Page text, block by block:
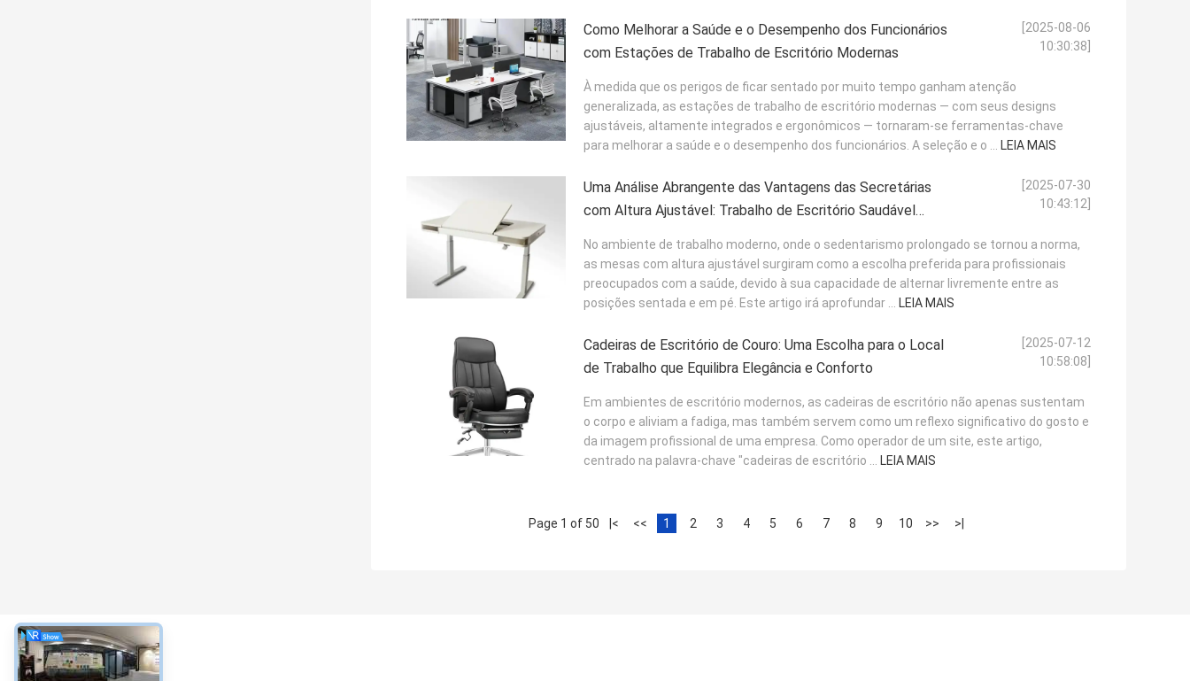
Como Melhorar a Saúde e o Desempenho dos Funcionários
com Estações de Trabalho de Escritório Modernas
[2025-08-06
10:30:38]
À medida que os perigos de ficar sentado por muito tempo ganham atenção
generalizada, as estações de trabalho de escritório modernas — com seus designs
ajustáveis, altamente integrados e ergonômicos — tornaram-se ferramentas-chave
para melhorar a saúde e o desempenho dos funcionários. A seleção e o ... LEIA MAIS
Uma Análise Abrangente das Vantagens das Secretárias
com Altura Ajustável: Trabalho de Escritório Saudável
[2025-07-30
10:43:12]
No ambiente de trabalho moderno, onde o sedentarismo prolongado se tornou a norma,
as mesas com altura ajustável surgiram como a escolha preferida para profissionais
preocupados com a saúde, devido à sua capacidade de alternar livremente entre as
posições sentada e em pé. Este artigo irá aprofundar ... LEIA MAIS
Cadeiras de Escritório de Couro: Uma Escolha para o Local
de Trabalho que Equilibra Elegância e Conforto
[2025-07-12
10:58:08]
Em ambientes de escritório modernos, as cadeiras de escritório não apenas sustentam
o corpo e aliviam a fadiga, mas também servem como um reflexo significativo do gosto e
da imagem profissional de uma empresa. Como operador de um site, este artigo,
centrado na palavra-chave "cadeiras de escritório ... LEIA MAIS
Page 1 of 50 |< << 1 2 3 4 5 6 7 8 9 10 >> >|